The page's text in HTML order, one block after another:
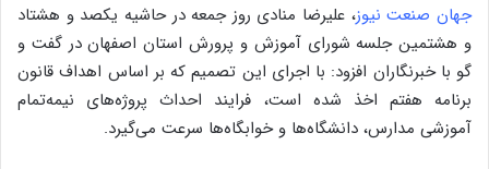
جهان صنعت نیوز، علیرضا منادی روز جمعه در حاشیه یکصد و هشتاد
و هشتمین جلسه شورای آموزش‌ و پرورش استان اصفهان در گفت و
گو با خبرنگاران افزود: با اجرای این تصمیم که بر اساس اهداف قانون
برنامه هفتم اخذ شده است، فرایند احداث پروژه‌های نیمه‌تمام
آموزشی مدارس، دانشگاه‌ها و خوابگاه‌ها سرعت می‌گیرد.